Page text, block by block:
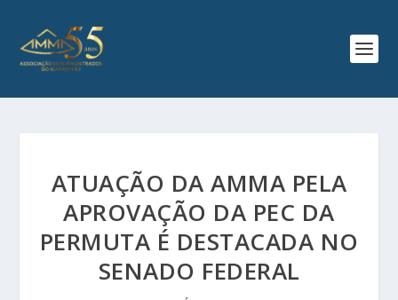
ATUAÇÃO DA AMMA PELA
APROVAÇÃO DA PEC DA
PERMUTA É DESTACADA NO
SENADO FEDERAL